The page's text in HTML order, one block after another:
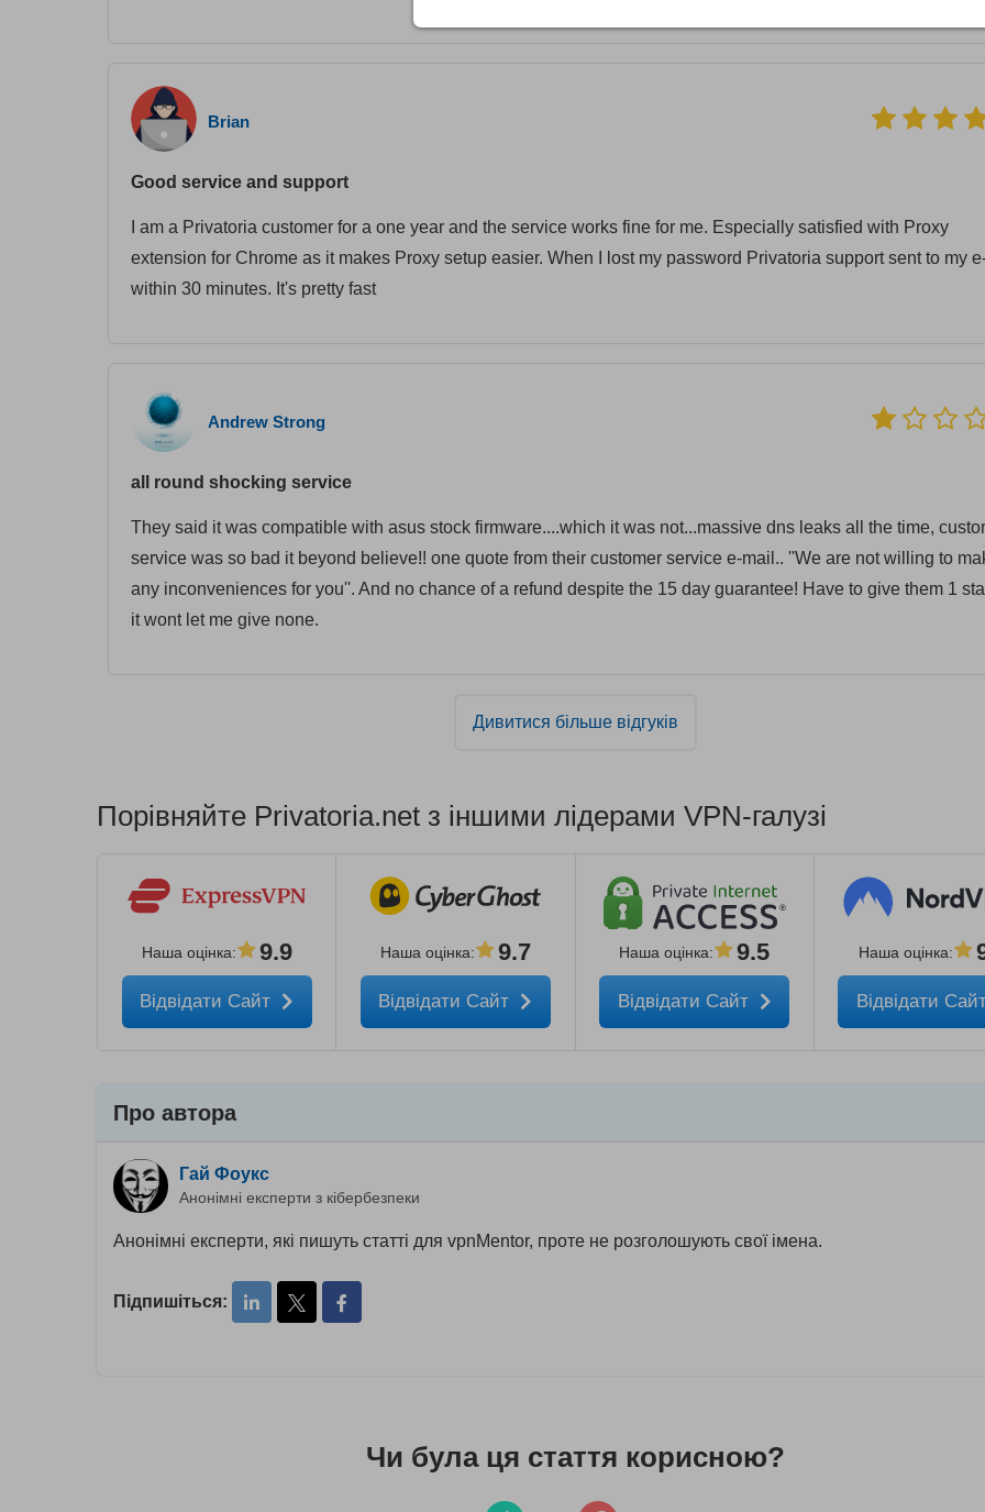
Brian
Good service and support
I am a Privatoria customer for a one year and the service works fine for me. Especially satisfied with Proxy
extension for Chrome as it makes Proxy setup easier. When I lost my password Privatoria support sent to my
within 30 minutes. It's pretty fast
Andrew Strong
all round shocking service
They said it was compatible with asus stock firmware....which it was not...massive dns leaks all the time,
service was so bad it beyond believe!! one quote from their customer service e-mail.. ''We are not willing to
any inconveniences for you''. And no chance of a refund despite the 15 day guarantee! Have to give them 1
it wont let me give none.
Дивитися більше відгуків
Порівняйте Privatoria.net з іншими лідерами VPN-галузі
Наша оцінка: 9.9
Відвідати Сайт
Наша оцінка: 9.7
Відвідати Сайт
Наша оцінка: 9.5
Відвідати Сайт
Наша оцінка:
Відвідати
Про автора
Гай Фоукс
Анонімні експерти з кібербезпеки
Анонімні експерти, які пишуть статті для vpnMentor, проте не розголошують свої імена.
Підпишіться:
Чи була ця стаття корисною?